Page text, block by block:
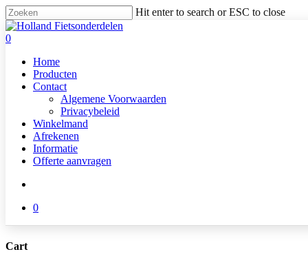
Skip
to
main
Hit enter to search or ESC to close
Close
Search
search
0
Home
Producten
Contact
Algemene Voorwaarden
Privacybeleid
Winkelmand
Afrekenen
Informatie
Offerte aanvragen
0
Cart